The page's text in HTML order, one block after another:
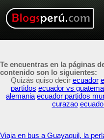
Te encuentras en la páginas
contenido son lo siguientes:
Quizás quiso decir ecuador
partidos ecuador vs
alemania ecuador partidos
curazao
Viaja en bus a Guayaquil, la